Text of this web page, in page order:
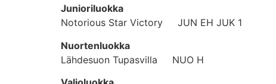
Junioriluokka
Notorious Star Victory JUN EH JUK 1
Nuortenluokka
Lähdesuon Tupasvilla NUO H